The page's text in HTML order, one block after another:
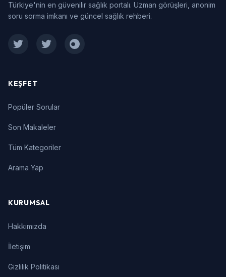
Türkiye'nin en güvenilir sağlık portalı. Uzman görüşleri, anonim
soru sorma imkanı ve güncel sağlık rehberi.
FacebookTwitter Instagram
KEŞFET
Popüler Sorular
Son Makaleler
Tüm Kategoriler
Arama Yap
KURUMSAL
Hakkımızda
İletişim
Gizlilik Politikası